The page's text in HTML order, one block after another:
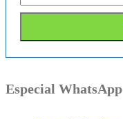
Especial WhatsApp